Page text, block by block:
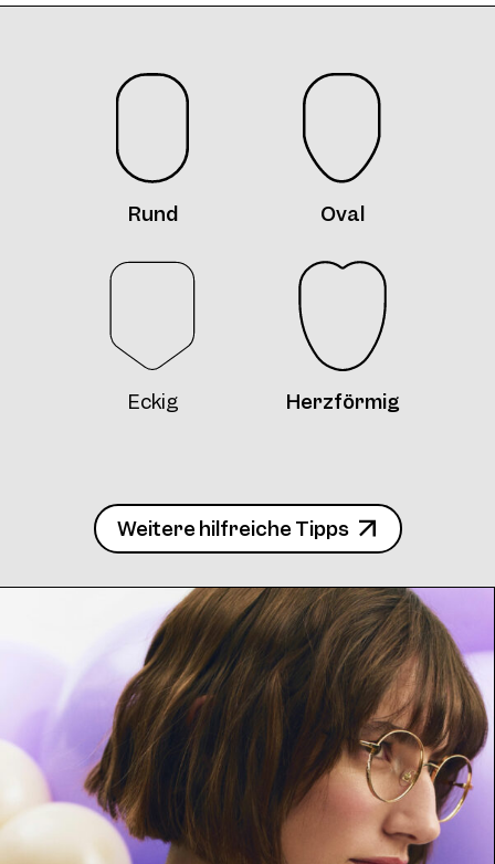
Rund Oval
Eckig Herzförmig
Weitere hilfreiche Tipps
Frame 4771 Col. 13 52/15
Frame 4771 Col. 14 52/15
Frame 4771 Silly Col. 15 52/15